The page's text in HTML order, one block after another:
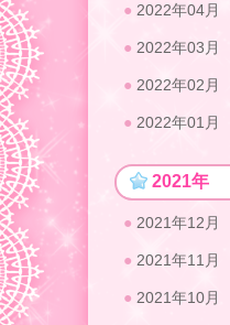
2022年04月
2022年03月
2022年02月
2022年01月
2021年
2021年12月
2021年11月
2021年10月